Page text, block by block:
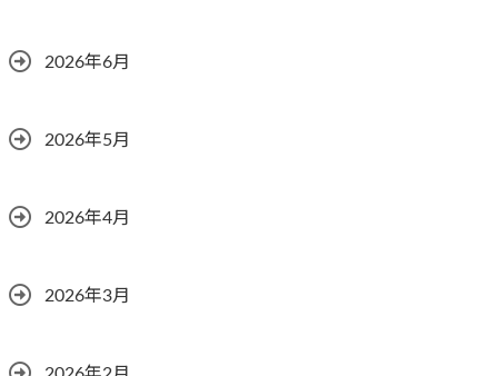
2026年6月
2026年5月
2026年4月
2026年3月